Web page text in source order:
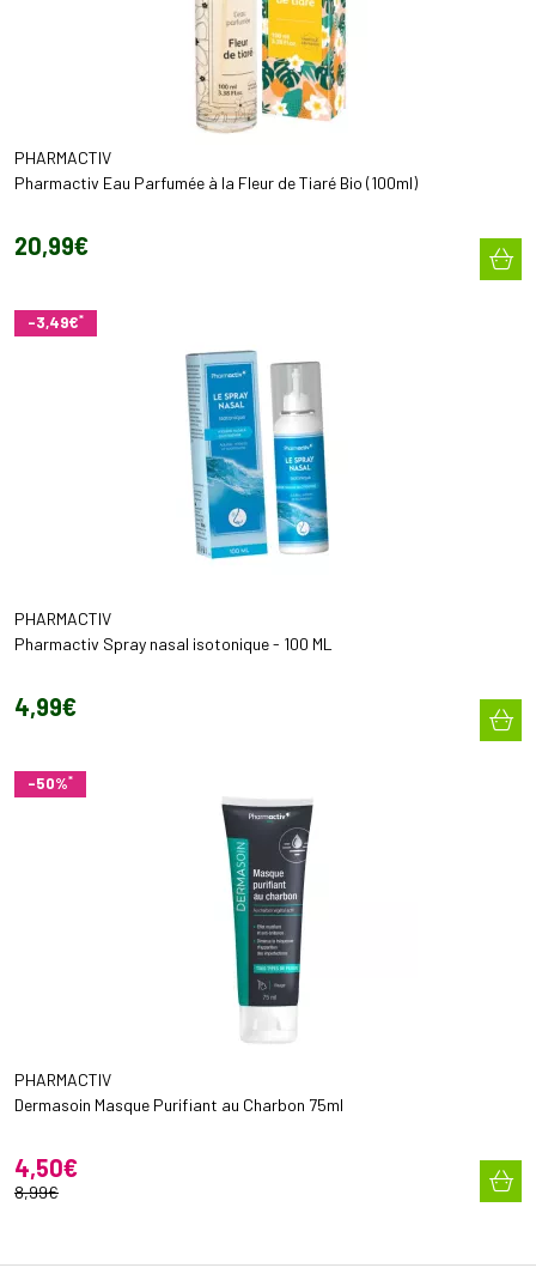
PHARMACTIV
Pharmactiv Eau Parfumée à la Fleur de Tiaré Bio (100ml)
20,99€
-3,49€*
PHARMACTIV
Pharmactiv Spray nasal isotonique - 100 ML
4,99€
-50%*
PHARMACTIV
Dermasoin Masque Purifiant au Charbon 75ml
4,50€
8,99€